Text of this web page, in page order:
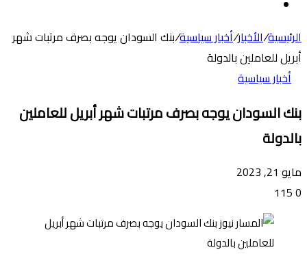
الرئيسية/الأخبار/أخبار سياسية/بنك السودان يوجه بصرف مرتبات شهر
أبريل للعاملين بالدولة
أخبار سياسية
بنك السودان يوجه بصرف مرتبات شهر أبريل للعاملين
بالدولة
مايو 21, 2023
0